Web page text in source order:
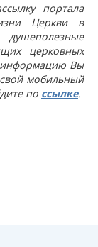
портала
Церкви в
церковных
информацию Вы
мобильный
по ссылке.